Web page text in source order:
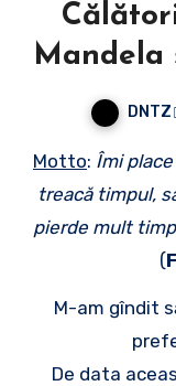
Mandela
DNTZ
Motto: Îmi
treacă timpul,
pierde mult
(
M-am gîndit
De data